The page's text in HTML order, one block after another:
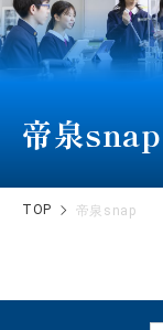
帝泉snap
TOP 帝泉snap